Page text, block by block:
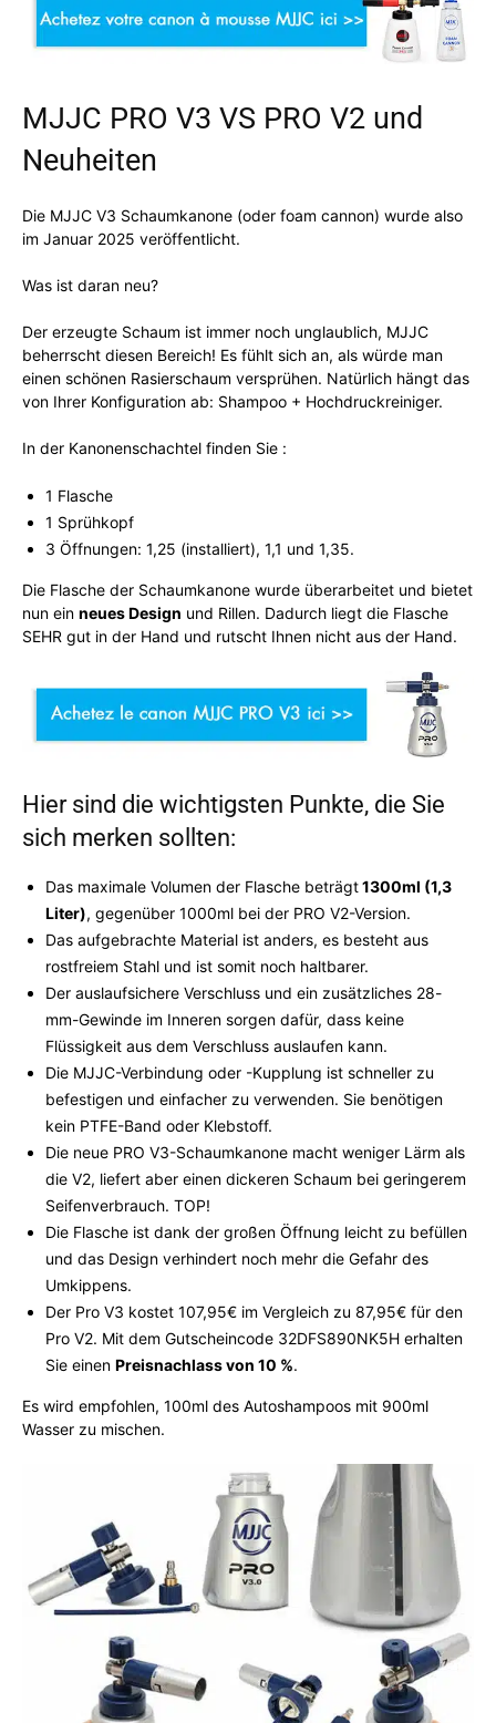
MJJC PRO V3 VS PRO V2 und
Neuheiten
Die MJJC V3 Schaumkanone (oder foam cannon) wurde also
im Januar 2025 veröffentlicht.
Was ist daran neu?
Der erzeugte Schaum ist immer noch unglaublich, MJJC
beherrscht diesen Bereich! Es fühlt sich an, als würde man
einen schönen Rasierschaum versprühen. Natürlich hängt das
von Ihrer Konfiguration ab: Shampoo + Hochdruckreiniger.
In der Kanonenschachtel finden Sie :
1 Flasche
1 Sprühkopf
3 Öffnungen: 1,25 (installiert), 1,1 und 1,35.
Die Flasche der Schaumkanone wurde überarbeitet und bietet
nun ein neues Design und Rillen. Dadurch liegt die Flasche
SEHR gut in der Hand und rutscht Ihnen nicht aus der Hand.
Hier sind die wichtigsten Punkte, die Sie
sich merken sollten:
Das maximale Volumen der Flasche beträgt1300ml (1,3
Liter), gegenüber 1000ml bei der PRO V2-Version.
Das aufgebrachte Material ist anders, es besteht aus
rostfreiem Stahl und ist somit noch haltbarer.
Der auslaufsichere Verschluss und ein zusätzliches 28-
mm-Gewinde im Inneren sorgen dafür, dass keine
Flüssigkeit aus dem Verschluss auslaufen kann.
Die MJJC-Verbindung oder -Kupplung ist schneller zu
befestigen und einfacher zu verwenden. Sie benötigen
kein PTFE-Band oder Klebstoff.
Die neue PRO V3-Schaumkanone macht weniger Lärm als
die V2, liefert aber einen dickeren Schaum bei geringerem
Seifenverbrauch. TOP!
Die Flasche ist dank der großen Öffnung leicht zu befüllen
und das Design verhindert noch mehr die Gefahr des
Umkippens.
Der Pro V3 kostet 107,95€ im Vergleich zu 87,95€ für den
Pro V2. Mit dem Gutscheincode 32DFS890NK5H erhalten
Sie einen Preisnachlass von 10 %.
Es wird empfohlen, 100ml des Autoshampoos mit 900ml
Wasser zu mischen.